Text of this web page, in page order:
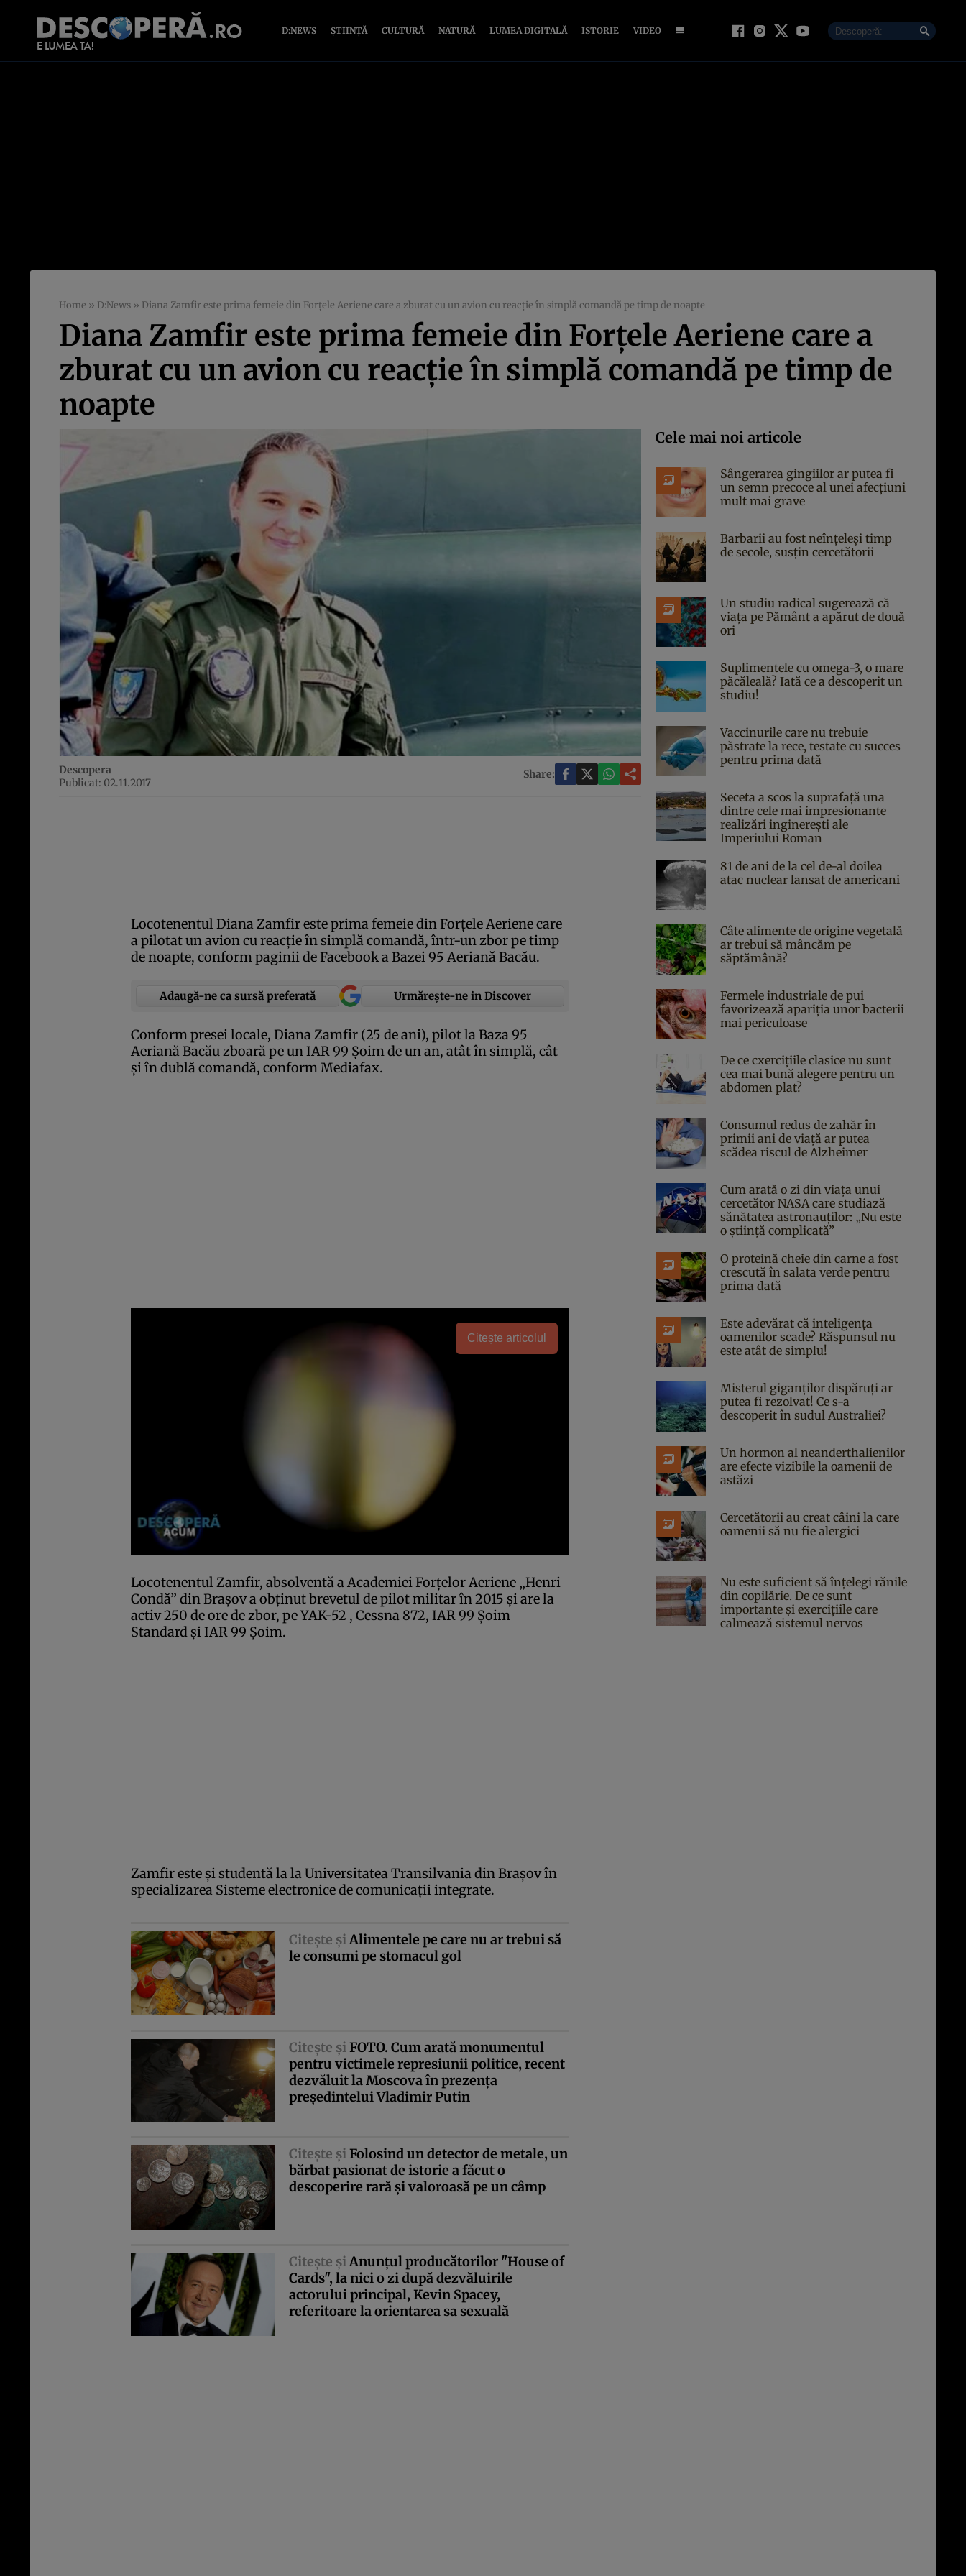
D:NEWS ȘTIINȚĂ CULTURĂ NATURĂ LUMEA DIGITALĂ ISTORIE VIDEO
Home » D:News » Diana Zamfir este prima femeie din Forţele Aeriene care a zburat cu un avion cu reacţie în simplă comandă pe timp de noapte
Diana Zamfir este prima femeie din Forţele Aeriene care a
zburat cu un avion cu reacţie în simplă comandă pe timp de
noapte
Descopera
Publicat: 02.11.2017
Share:
Locotenentul Diana Zamfir este prima femeie din Forţele Aeriene care
a pilotat un avion cu reacţie în simplă comandă, într-un zbor pe timp
de noapte, conform paginii de Facebook a Bazei 95 Aeriană Bacău.
Adaugă-ne ca sursă preferată Urmărește-ne in Discover
Conform presei locale, Diana Zamfir (25 de ani), pilot la Baza 95
Aeriană Bacău zboară pe un IAR 99 Şoim de un an, atât în simplă, cât
şi în dublă comandă, conformMediafax.
Citește articolul
Locotenentul Zamfir, absolventă a Academiei Forţelor Aeriene „Henri
Condă” din Braşov a obţinut brevetul de pilot militar în 2015 şi are la
activ 250 de ore de zbor, pe YAK-52 , Cessna 872, IAR 99 Şoim
Standard şi IAR 99 Şoim.
Zamfir este şi studentă la la Universitatea Transilvania din Braşov în
specializarea Sisteme electronice de comunicaţii integrate.
Citeşte şiAlimentele pe care nu ar trebui să
le consumi pe stomacul gol
Citeşte şiFOTO. Cum arată monumentul
pentru victimele represiunii politice, recent
dezvăluit la Moscova în prezenţa
preşedintelui Vladimir Putin
Citeşte şiFolosind un detector de metale, un
bărbat pasionat de istorie a făcut o
descoperire rară şi valoroasă pe un câmp
Citeşte şiAnunţul producătorilor "House of
Cards", la nici o zi după dezvăluirile
actorului principal, Kevin Spacey,
referitoare la orientarea sa sexuală
Cele mai noi articole
Sângerarea gingiilor ar putea fi
un semn precoce al unei afecțiuni
mult mai grave
Barbarii au fost neînțeleși timp
de secole, susțin cercetătorii
Un studiu radical sugerează că
viața pe Pământ a apărut de două
ori
Suplimentele cu omega-3, o mare
păcăleală? Iată ce a descoperit un
studiu!
Vaccinurile care nu trebuie
păstrate la rece, testate cu succes
pentru prima dată
Seceta a scos la suprafață una
dintre cele mai impresionante
realizări inginerești ale
Imperiului Roman
81 de ani de la cel de-al doilea
atac nuclear lansat de americani
Câte alimente de origine vegetală
ar trebui să mâncăm pe
săptămână?
Fermele industriale de pui
favorizează apariția unor bacterii
mai periculoase
De ce cxercițiile clasice nu sunt
cea mai bună alegere pentru un
abdomen plat?
Consumul redus de zahăr în
primii ani de viață ar putea
scădea riscul de Alzheimer
Cum arată o zi din viața unui
cercetător NASA care studiază
sănătatea astronauților: „Nu este
o știință complicată”
O proteină cheie din carne a fost
crescută în salata verde pentru
prima dată
Este adevărat că inteligența
oamenilor scade? Răspunsul nu
este atât de simplu!
Misterul giganților dispăruți ar
putea fi rezolvat! Ce s-a
descoperit în sudul Australiei?
Un hormon al neanderthalienilor
are efecte vizibile la oamenii de
astăzi
Cercetătorii au creat câini la care
oamenii să nu fie alergici
Nu este suficient să înțelegi rănile
din copilărie. De ce sunt
importante și exercițiile care
calmează sistemul nervos